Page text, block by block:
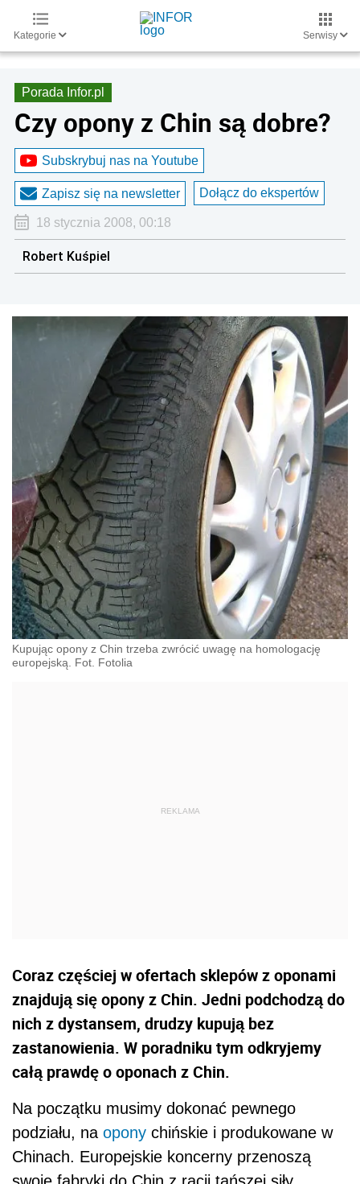
Kategorie Serwisy
Porada Infor.pl
Czy opony z Chin są dobre?
Subskrybuj nas na Youtube
Zapisz się na newsletter Dołącz do ekspertów
18 stycznia 2008, 00:18
Robert Kuśpiel
Kupując opony z Chin trzeba zwrócić uwagę na homologację
europejską. Fot. Fotolia
Coraz częściej w ofertach sklepów z oponami
znajdują się opony z Chin. Jedni podchodzą do
nich z dystansem, drudzy kupują bez
zastanowienia. W poradniku tym odkryjemy
całą prawdę o oponach z Chin.
Na początku musimy dokonać pewnego
podziału, na opony chińskie i produkowane w
Chinach. Europejskie koncerny przenoszą